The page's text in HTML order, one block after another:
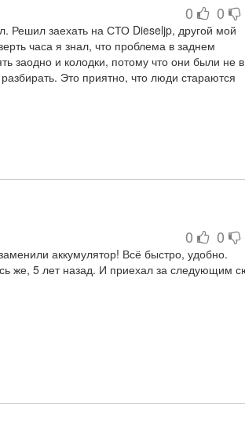
0 0
Решил заехать на СТО Dieseljp, другой мой
часа я знал, что проблема в заднем
заодно и колодки, потому что они были не в
Это приятно, что люди стараются
за одну и ту же работу. Подшипник
0 0
аккумулятор! Всё быстро, удобно.
же, 5 лет назад. И приехал за следующим